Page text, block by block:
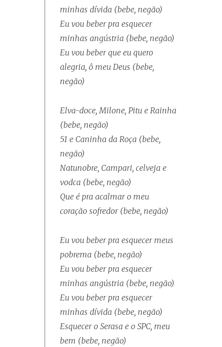
minhas dívida (bebe, negão)
Eu vou beber pra esquecer
minhas angústria (bebe, negão)
Eu vou beber que eu quero
alegria, ô meu Deus (bebe,
negão)
Elva-doce, Milone, Pitu e Rainha
(bebe, negão)
51 e Caninha da Roça (bebe,
negão)
Natunobre, Campari, celveja e
vodca (bebe, negão)
Que é pra acalmar o meu
coração sofredor (bebe, negão)
Eu vou beber pra esquecer meus
pobrema (bebe, negão)
Eu vou beber pra esquecer
minhas angústria (bebe, negão)
Eu vou beber pra esquecer
minhas dívida (bebe, negão)
Esquecer o Serasa e o SPC, meu
bem (bebe, negão)